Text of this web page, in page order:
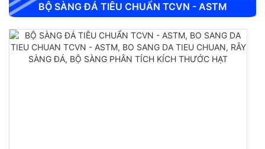
CHỐT ĐO CO NGÓT BÊ TÔNG BẰNG INOX
BỘ SÀNG ĐÁ TIÊU CHUẨN TCVN - ASTM